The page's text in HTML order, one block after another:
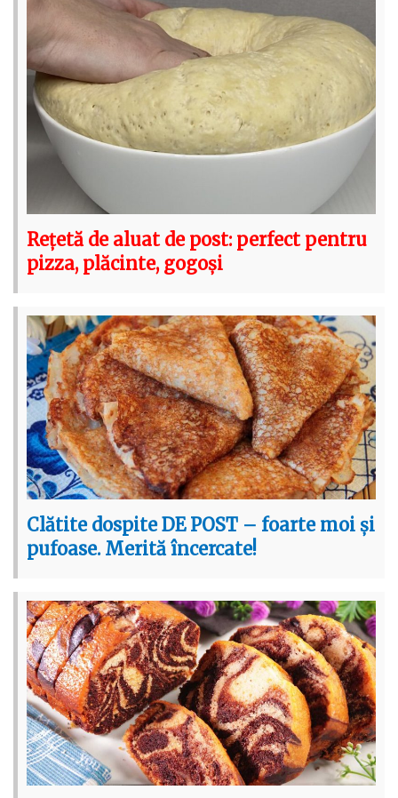
Rețetă de aluat de post: perfect pentru
pizza, plăcinte, gogoși
Clătite dospite DE POST – foarte moi și
pufoase. Merită încercate!